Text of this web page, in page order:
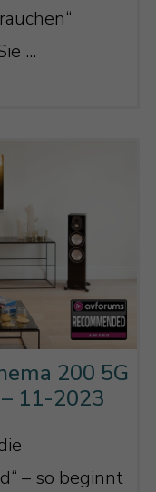
...
200 5G
11-2023
– so beginnt